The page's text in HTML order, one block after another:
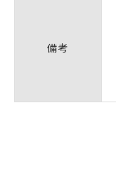
備考